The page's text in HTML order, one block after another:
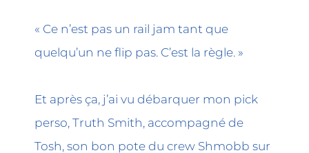
« Ce n’est pas un rail jam tant que
quelqu’un ne flip pas. C’est la règle. »
Et après ça, j’ai vu débarquer mon pick
perso, Truth Smith, accompagné de
Tosh, son bon pote du crew Shmobb sur